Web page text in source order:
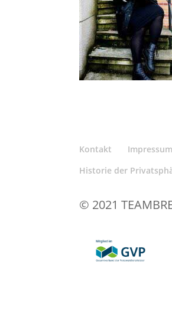
Kontakt Impressum
Historie der
© 2021